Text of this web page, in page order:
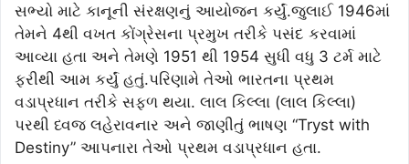
સભ્યો માટે કાનૂની સંરક્ષણનું આયોજન કર્યું.જુલાઈ 1946માં
તેમને 4થી વખત કોંગ્રેસના પ્રમુખ તરીકે પસંદ કરવામાં
આવ્યા હતા અને તેમણે 1951 થી 1954 સુધી વધુ 3 ટર્મ માટે
ફરીથી આમ કર્યું હતું.પરિણામે તેઓ ભારતના પ્રથમ
વડાપ્રધાન તરીકે સફળ થયા. લાલ કિલ્લા (લાલ કિલ્લા)
પરથી ધ્વજ લહેરાવનાર અને જાણીતું ભાષણ “Tryst with
Destiny” આપનારા તેઓ પ્રથમ વડાપ્રધાન હતા.